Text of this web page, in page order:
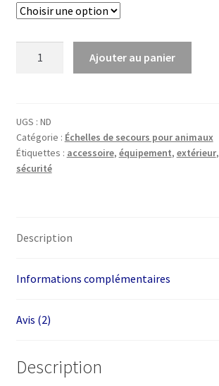
D'incendie
Pour
Enfants
ou
kg
Ajouter au panier
UGS : ND
Catégorie : Échelles de secours pour animaux
Étiquettes : accessoire, équipement, extérieur,
sécurité
Description
Informations complémentaires
Avis (2)
Description